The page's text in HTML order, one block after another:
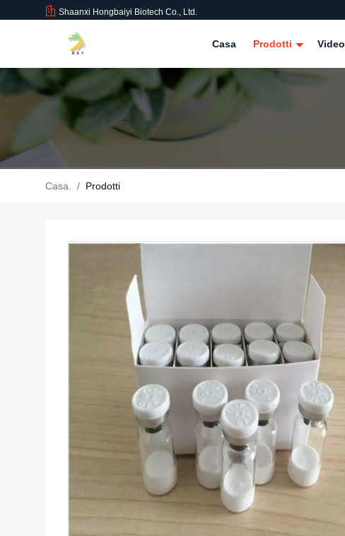
Shaanxi Hongbaiyi Biotech Co., Ltd.
Casa Prodotti Video
Casa. / Prodotti